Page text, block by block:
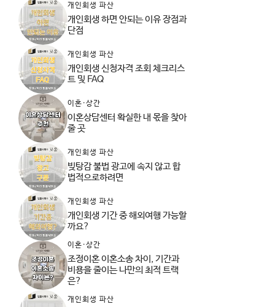
개인회생 파산
개인회생 하면 안되는 이유 장점과
단점
개인회생 파산
개인회생 신청자격 조회 체크리스
트 및 FAQ
이혼·상간
이혼상담센터 확실한 내 몫을 찾아
줄 곳
개인회생 파산
빚탕감 불법 광고에 속지 않고 합
법적으로하려면
개인회생 파산
개인회생 기간 중 해외여행 가능할
까요?
이혼·상간
조정이혼 이혼소송 차이, 기간과
비용을 줄이는 나만의 최적 트랙
은?
개인회생 파산